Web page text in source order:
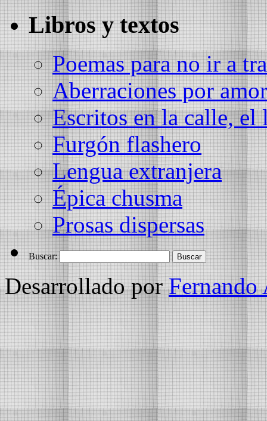
Libros y textos
Poemas para no ir a
Aberraciones por amor
Escritos en la calle, el
Furgón flashero
Lengua extranjera
Épica chusma
Prosas dispersas
Buscar:
Desarrollado porFernando